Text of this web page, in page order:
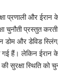
प्रणाली और
चुनौती प्रस्तुत
डोम और डेविड
गई हैं। लेकिन ईरान
सुरक्षा स्थिति को